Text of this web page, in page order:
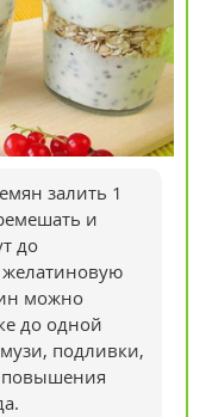
залить 1
и
до
можно
до одной
подливки,
повышения